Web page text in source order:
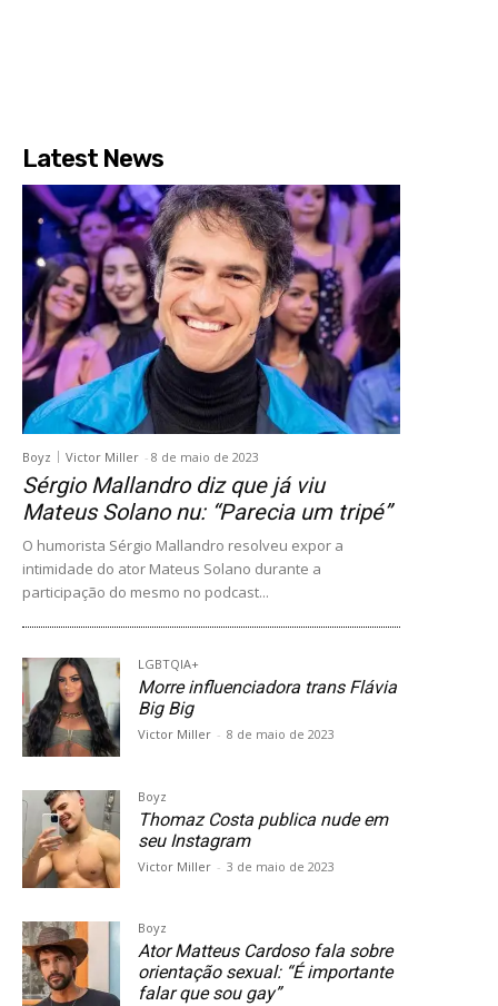
Latest News
Boyz Victor Miller - 8 de maio de 2023
Sérgio Mallandro diz que já viu
Mateus Solano nu: “Parecia um tripé”
O humorista Sérgio Mallandro resolveu expor a
intimidade do ator Mateus Solano durante a
participação do mesmo no podcast...
LGBTQIA+
Morre influenciadora trans Flávia
Big Big
Victor Miller - 8 de maio de 2023
Boyz
Thomaz Costa publica nude em
seu Instagram
Victor Miller - 3 de maio de 2023
Boyz
Ator Matteus Cardoso fala sobre
orientação sexual: “É importante
falar que sou gay”